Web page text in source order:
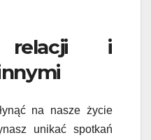
i
na nasze życie
unikać spotkań